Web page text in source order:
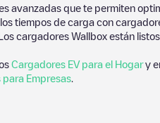
avanzadas que te permiten
tiempos de carga con
cargadores Wallbox están
Cargadores EV para el Hogary
Empresas